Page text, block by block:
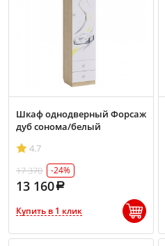
Шкаф однодверный Форсаж
дуб сонома/белый
4.7
17 370
-24%
13 160
Купить в 1 клик